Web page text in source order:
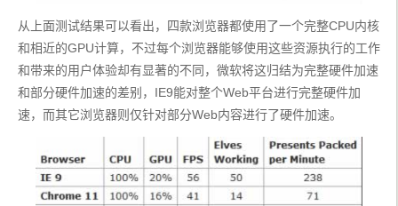
从上面测试结果可以看出，四款浏览器都使用了一个完整CPU内核
和相近的GPU计算，不过每个浏览器能够使用这些资源执行的工作
和带来的用户体验却有显著的不同，微软将这归结为完整硬件加速
和部分硬件加速的差别，IE9能对整个Web平台进行完整硬件加
速，而其它浏览器则仅针对部分Web内容进行了硬件加速。